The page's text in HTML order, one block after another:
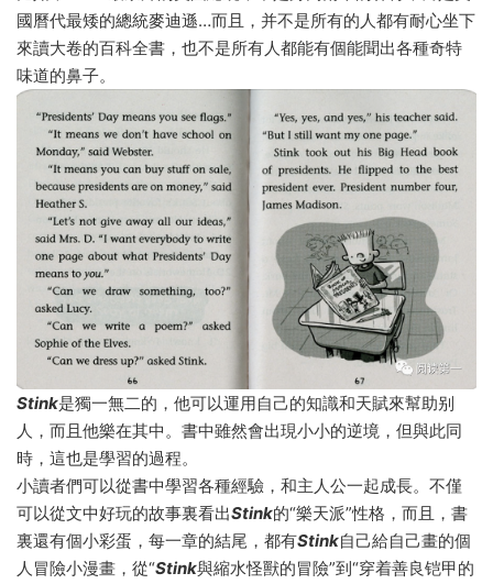
國曆代最矮的總統麥迪遜…而且，并不是所有的人都有耐心坐下
來讀大卷的百科全書，也不是所有人都能有個能聞出各種奇特
味道的鼻子。
Stink是獨一無二的，他可以運用自己的知識和天賦來幫助别
人，而且他樂在其中。書中雖然會出現小小的逆境，但與此同
時，這也是學習的過程。
小讀者們可以從書中學習各種經驗，和主人公一起成長。不僅
可以從文中好玩的故事裏看出Stink的“樂天派”性格，而且，書
裏還有個小彩蛋，每一章的結尾，都有Stink自己給自己畫的個
人冒險小漫畫，從“Stink與縮水怪獸的冒險”到“穿着善良铠甲的